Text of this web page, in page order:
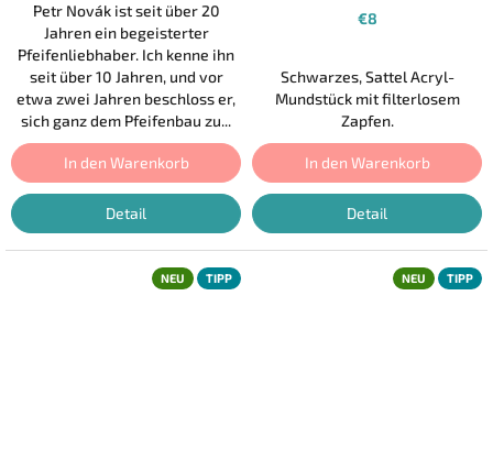
Petr Novák ist seit über 20
Jahren ein begeisterter
Pfeifenliebhaber. Ich kenne ihn
seit über 10 Jahren, und vor
etwa zwei Jahren beschloss er,
sich ganz dem Pfeifenbau zu...
In den Warenkorb
Detail
€8
Schwarzes, Sattel Acryl-
Mundstück mit filterlosem
Zapfen.
In den Warenkorb
Detail
NEU TIPP NEU TIPP